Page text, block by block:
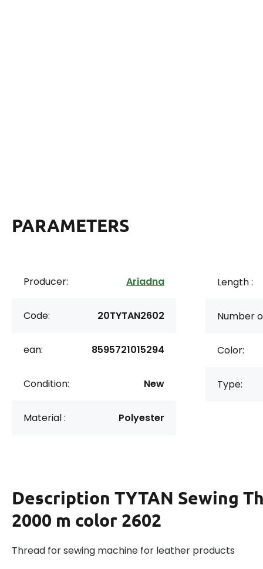
PARAMETERS
Producer: Ariadna
Code: 20TYTAN2602
ean: 8595721015294
Condition: New
Material : Polyester
Length :
Number
Color:
Type:
Description TYTAN Sewing
2000 m color 2602
Thread for sewing machine for leather products